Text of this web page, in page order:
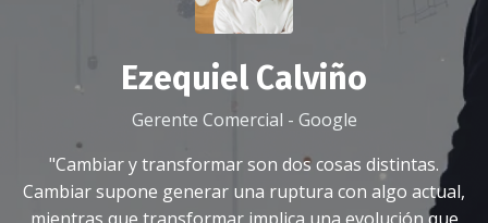
Ezequiel Calviño
Gerente Comercial - Google
"Cambiar y transformar son dos cosas distintas.
Cambiar supone generar una ruptura con algo actual,